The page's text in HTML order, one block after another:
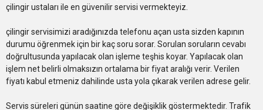
çilingir ustaları ile en güvenilir servisi vermekteyiz.
çilingir servisimizi aradığınızda telefonu açan usta sizden kapının
durumu öğrenmek için bir kaç soru sorar. Sorulan soruların cevabı
doğrultusunda yapılacak olan işleme teşhis koyar. Yapılacak olan
işlem net belirli olmaksızın ortalama bir fiyat aralığı verir. Verilen
fiyatı kabul etmeniz dahilinde usta yola çıkarak verilen adrese gelir.
Servis süreleri günün saatine göre değişiklik göstermektedir. Trafik